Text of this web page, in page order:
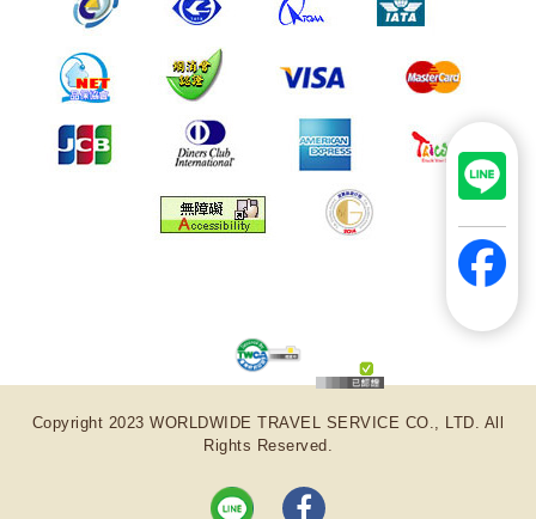
Copyright 2023 WORLDWIDE TRAVEL SERVICE CO., LTD. All
Rights Reserved.